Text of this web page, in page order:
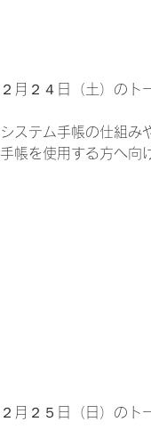
２月２４日（土）のト
システム手帳の仕組み
手帳を使用する方へ向
２月２５日（日）のト